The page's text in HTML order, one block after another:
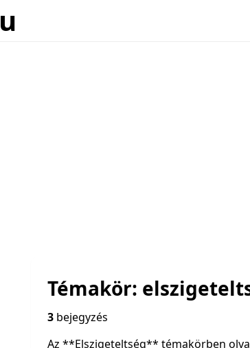
Témakör:
3 bejegyzés
Az **Elszigeteltség** témakörben